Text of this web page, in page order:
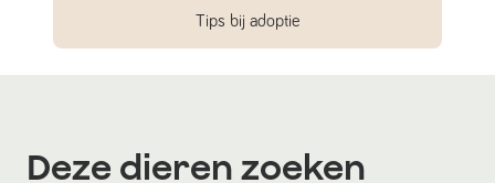
Tips bij adoptie
Deze dieren zoeken